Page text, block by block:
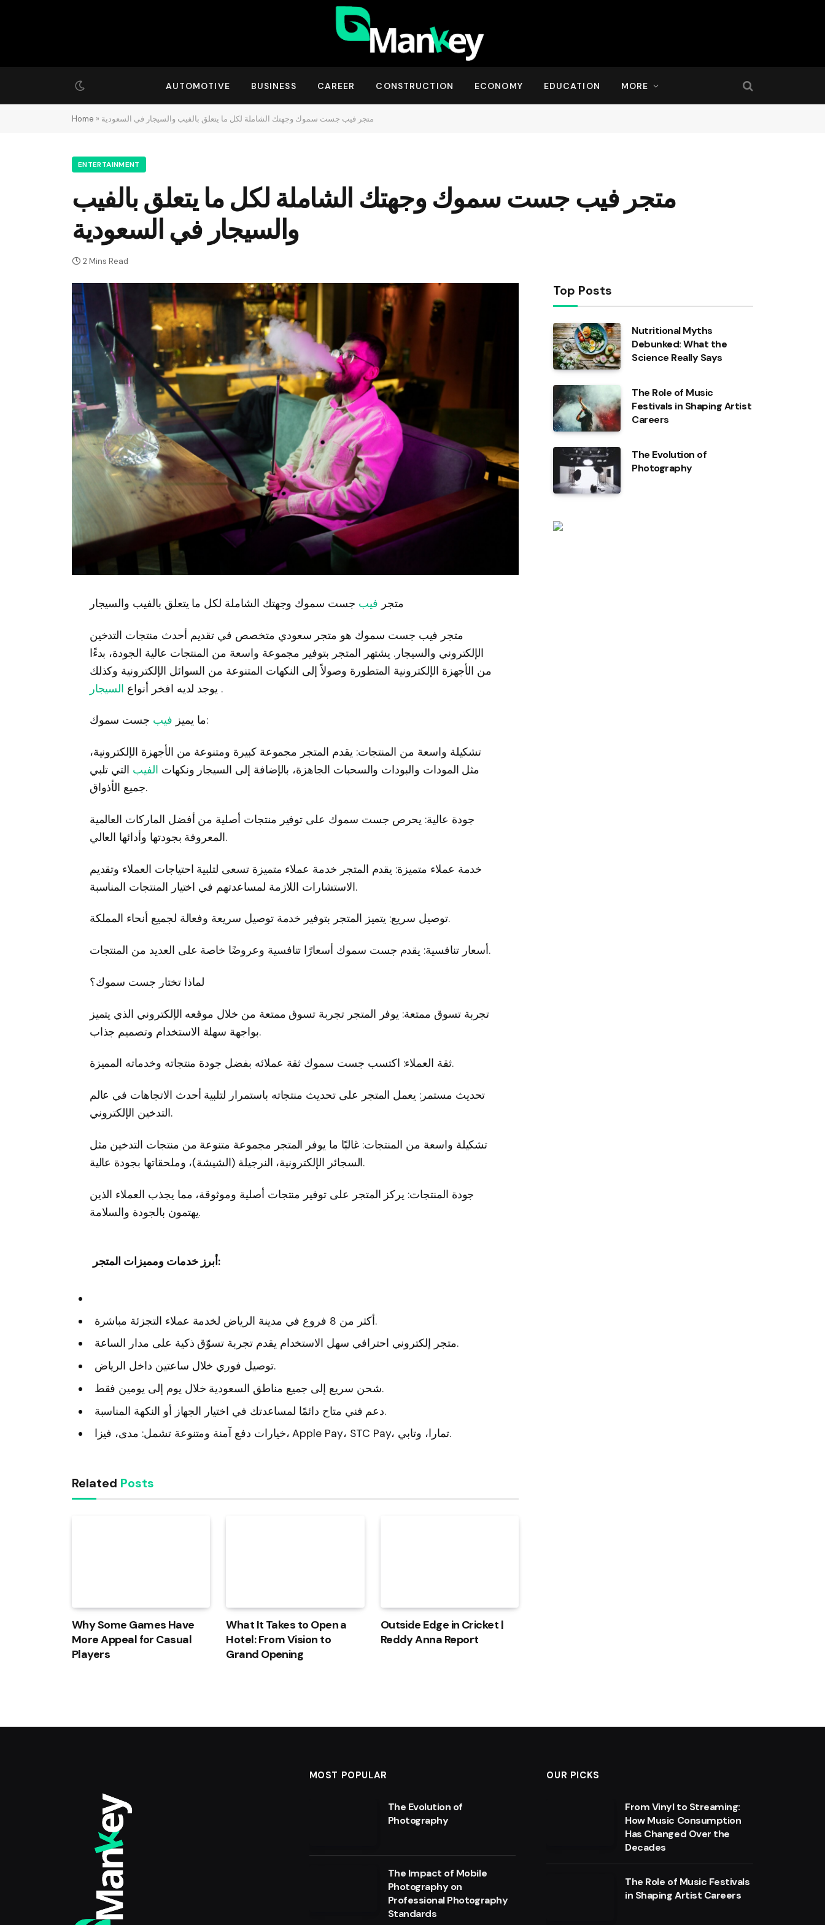
AUTOMOTIVE BUSINESS CAREER CONSTRUCTION ECONOMY EDUCATION MORE
Home » متجر فيب جست سموك وجهتك الشاملة لكل ما يتعلق بالفيب والسيجار في السعودية
ENTERTAINMENT
متجر فيب جست سموك وجهتك الشاملة لكل ما يتعلق بالفيب
والسيجار في السعودية
2 Mins Read
متجر فيب جست سموك وجهتك الشاملة لكل ما يتعلق بالفيب والسيجار
متجر فيب جست سموك هو متجر سعودي متخصص في تقديم أحدث منتجات التدخين
الإلكتروني والسيجار. يشتهر المتجر بتوفير مجموعة واسعة من المنتجات عالية الجودة، بدءًا
من الأجهزة الإلكترونية المتطورة وصولاً إلى النكهات المتنوعة من السوائل الإلكترونية وكذلك
يوجد لديه افخر أنواع .
ما يميز فيب جست سموك:
تشكيلة واسعة من المنتجات: يقدم المتجر مجموعة كبيرة ومتنوعة من الأجهزة الإلكترونية،
مثل المودات والبودات والسحبات الجاهزة، بالإضافة إلى السيجار ونكهات الفيب التي تلبي
جميع الأذواق.
جودة عالية: يحرص جست سموك على توفير منتجات أصلية من أفضل الماركات العالمية
المعروفة بجودتها وأدائها العالي.
خدمة عملاء متميزة: يقدم المتجر خدمة عملاء متميزة تسعى لتلبية احتياجات العملاء وتقديم
الاستشارات اللازمة لمساعدتهم في اختيار المنتجات المناسبة.
توصيل سريع: يتميز المتجر بتوفير خدمة توصيل سريعة وفعالة لجميع أنحاء المملكة.
أسعار تنافسية: يقدم جست سموك أسعارًا تنافسية وعروضًا خاصة على العديد من المنتجات.
لماذا تختار جست سموك؟
تجربة تسوق ممتعة: يوفر المتجر تجربة تسوق ممتعة من خلال موقعه الإلكتروني الذي يتميز
بواجهة سهلة الاستخدام وتصميم جذاب.
ثقة العملاء: اكتسب جست سموك ثقة عملائه بفضل جودة منتجاته وخدماته المميزة.
تحديث مستمر: يعمل المتجر على تحديث منتجاته باستمرار لتلبية أحدث الاتجاهات في عالم
التدخين الإلكتروني.
تشكيلة واسعة من المنتجات: غالبًا ما يوفر المتجر مجموعة متنوعة من منتجات التدخين مثل
السجائر الإلكترونية، النرجيلة (الشيشة)، وملحقاتها بجودة عالية.
جودة المنتجات: يركز المتجر على توفير منتجات أصلية وموثوقة، مما يجذب العملاء الذين
يهتمون بالجودة والسلامة.
أبرز خدمات ومميزات المتجر :
أكثر من 8 فروع في مدينة الرياض لخدمة عملاء التجزئة مباشرة.
متجر إلكتروني احترافي سهل الاستخدام يقدم تجربة تسوّق ذكية على مدار الساعة.
توصيل فوري خلال ساعتين داخل الرياض.
شحن سريع إلى جميع مناطق السعودية خلال يوم إلى يومين فقط.
دعم فني متاح دائمًا لمساعدتك في اختيار الجهاز أو النكهة المناسبة.
خيارات دفع آمنة ومتنوعة تشمل: مدى، فيزا، Apple Pay، STC Pay، تمارا، وتابي.
Related Posts
Why Some Games Have
More Appeal for Casual
Players
What It Takes to Open a
Hotel: From Vision to
Grand Opening
Outside Edge in Cricket |
Reddy Anna Report
Top Posts
Nutritional Myths
Debunked: What the
Science Really Says
The Role of Music
Festivals in Shaping Artist
Careers
The Evolution of
Photography
MOST POPULAR
The Evolution of
Photography
The Impact of Mobile
Photography on
Professional Photography
Standards
OUR PICKS
From Vinyl to Streaming:
How Music Consumption
Has Changed Over the
Decades
The Role of Music Festivals
in Shaping Artist Careers